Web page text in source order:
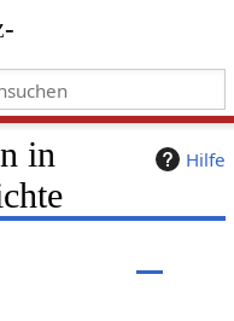
Hilfe
in